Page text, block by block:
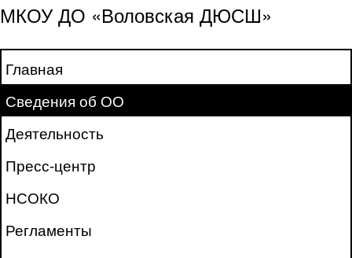
МКОУ ДО «Воловская ДЮСШ»
Главная
Сведения об ОО
Деятельность
Пресс-центр
НСОКО
Регламенты